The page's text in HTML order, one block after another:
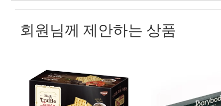
회원님께 제안하는 상품